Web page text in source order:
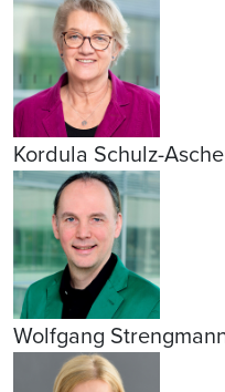
Kordula Schulz-Asche
Wolfgang